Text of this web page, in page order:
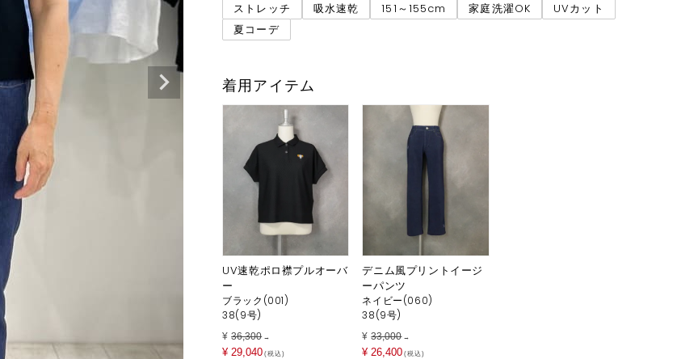
ストレッチ
吸水速乾 151～155cm 家庭洗濯OK
UVカット
夏コーデ
着用アイテム
UV速乾ポロ襟プルオーバ
ー
38(9号)
ブラック(001)
¥ 36,300 →
¥ 29,040 税込
デニム風プリントイージ
ーパンツ
38(9号)
ネイビー(060)
¥ 33,000 →
¥ 26,400 税込